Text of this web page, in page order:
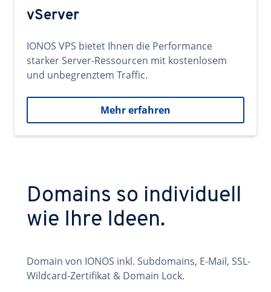
vServer
IONOS VPS bietet Ihnen die Performance
starker Server-Ressourcen mit kostenlosem
und unbegrenztem Traffic.
Mehr erfahren
Domains so individuell
wie Ihre Ideen.
Domain von IONOS inkl. Subdomains, E-Mail, SSL-
Wildcard-Zertifikat & Domain Lock.